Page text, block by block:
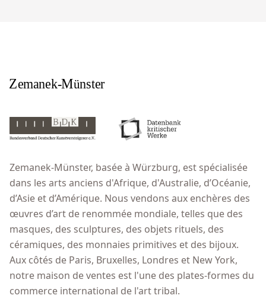
Zemanek-Münster, basée à Würzburg, est spécialisée
dans les arts anciens d'Afrique, d'Australie, d’Océanie,
d’Asie et d’Amérique. Nous vendons aux enchères des
œuvres d’art de renommée mondiale, telles que des
masques, des sculptures, des objets rituels, des
céramiques, des monnaies primitives et des bijoux.
Aux côtés de Paris, Bruxelles, Londres et New York,
notre maison de ventes est l'une des plates-formes du
commerce international de l'art tribal.